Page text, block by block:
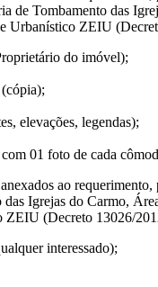
de Tombamento das
Urbanístico ZEIU
do imóvel);
elevações, legendas);
01 foto de cada
ao
Igrejas do Carmo,
ZEIU (Decreto 13026/
interessado);